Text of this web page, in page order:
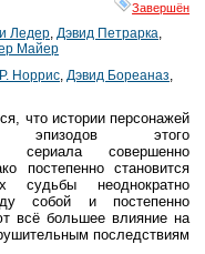
Завершён
Ледер, Дэвид Петрарка,
Майер
Норрис, Дэвид Бореаназ,
что истории персонажей
эпизодов этого
сериала совершенно
постепенно становится
неоднократно
собой и постепенно
всё большее влияние на
последствиям